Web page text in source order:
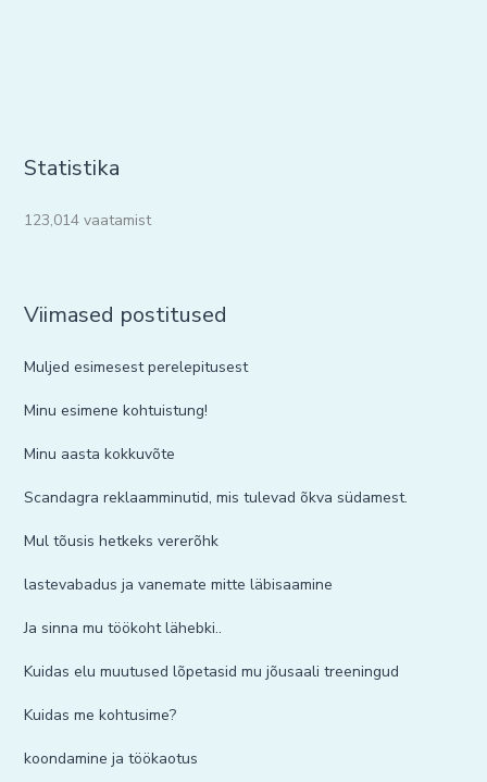
Statistika
123,014 vaatamist
Viimased postitused
Muljed esimesest perelepitusest
Minu esimene kohtuistung!
Minu aasta kokkuvõte
Scandagra reklaamminutid, mis tulevad õkva südamest.
Mul tõusis hetkeks vererõhk
lastevabadus ja vanemate mitte läbisaamine
Ja sinna mu töökoht lähebki..
Kuidas elu muutused lõpetasid mu jõusaali treeningud
Kuidas me kohtusime?
koondamine ja töökaotus